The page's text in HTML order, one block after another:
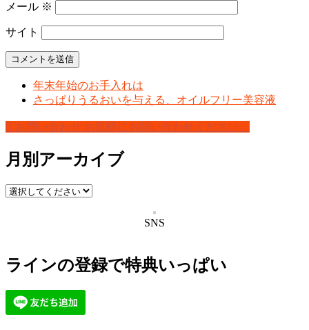
メール ※
サイト
年末年始のお手入れは
さっぱりうるおいを与える、オイルフリー美容液
お問い合わせ お気軽にお問い合わせください。
月別アーカイブ
SNS
ラインの登録で特典いっぱい